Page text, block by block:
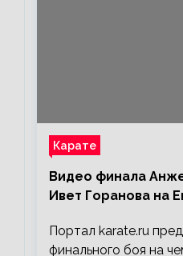
Карате
Видео финала
Ивет Горанова на
Портал karate.ru
финального боя на